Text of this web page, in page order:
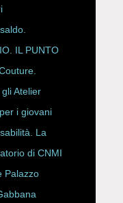
IL PUNTO
E
Atelier
i giovani
La
di CNMI
Palazzo